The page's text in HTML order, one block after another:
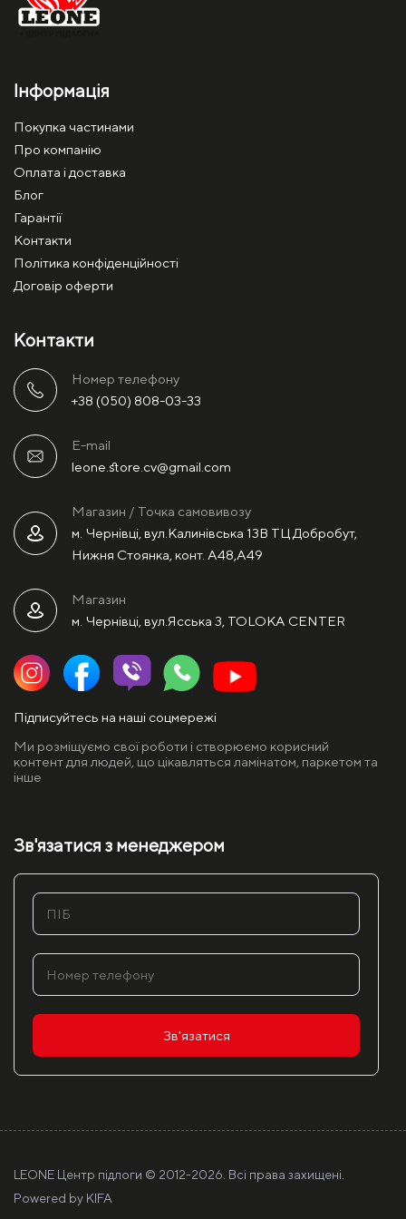
Інформація
Покупка частинами
Про компанію
Оплата і доставка
Блог
Гарантії
Контакти
Політика конфіденційності
Договір оферти
Контакти
Номер телефону
+38 (050) 808-03-33
E-mail
leone.store.cv@gmail.com
Магазин / Точка самовивозу
м. Чернівці, вул.Калинівська 13В ТЦ Добробут,
Нижня Стоянка, конт. А48,А49
Магазин
м. Чернівці, вул.Ясська 3, TOLOKA CENTER
Підписуйтесь на наші соцмережі
Ми розміщуємо свої роботи і створюємо корисний
контент для людей, що цікавляться ламінатом, паркетом та
інше
Зв'язатися з менеджером
Зв'язатися
LEONE Центр підлоги © 2012-2026. Всі права захищені.
Powered by KIFA